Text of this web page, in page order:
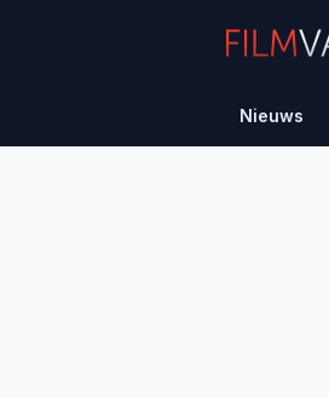
Nieuws